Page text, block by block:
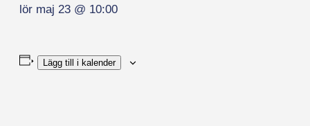
lör maj 23 @ 10:00
Lägg till i kalender